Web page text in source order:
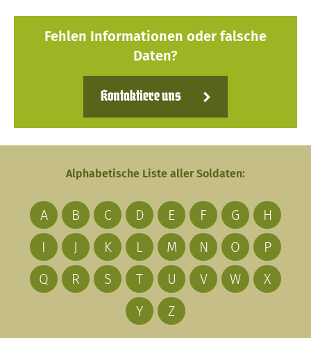
Fehlen Informationen oder falsche
Daten?
Kontaktiere uns
Alphabetische Liste aller Soldaten:
A B C D E F G
H
I
J K L M N O
P
Q
R S T U V W
X
Y
Z